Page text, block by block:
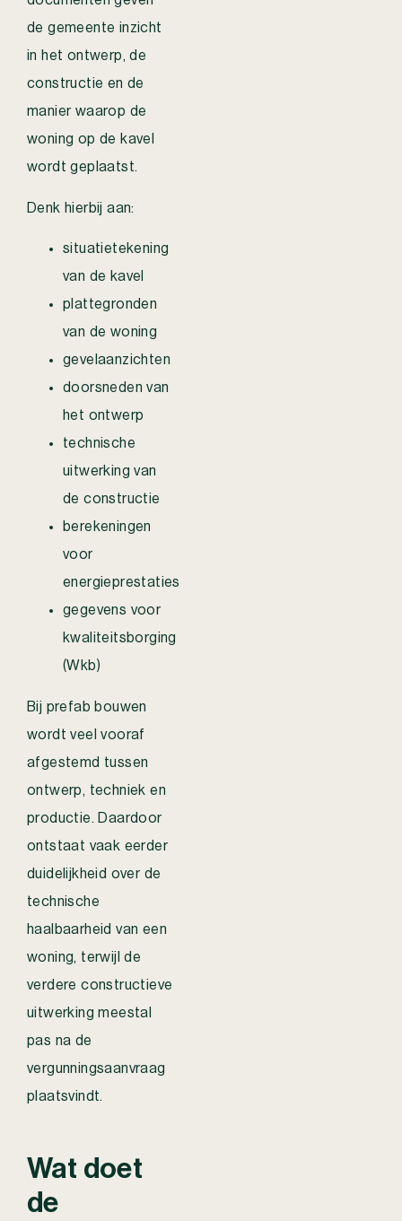
de gemeente inzicht
in het ontwerp, de
constructie en de
manier waarop de
woning op de kavel
wordt geplaatst.
Denk hierbij aan:
situatietekening
van de kavel
plattegronden
van de woning
gevelaanzichten
doorsneden van
het ontwerp
technische
uitwerking van
de constructie
berekeningen
voor
energieprestaties
gegevens voor
kwaliteitsborging
(Wkb)
Bij prefab bouwen
wordt veel vooraf
afgestemd tussen
ontwerp, techniek en
productie. Daardoor
ontstaat vaak eerder
duidelijkheid over de
technische
haalbaarheid van een
woning, terwijl de
verdere constructieve
uitwerking meestal
pas na de
vergunningsaanvraag
plaatsvindt.
Wat doet
de